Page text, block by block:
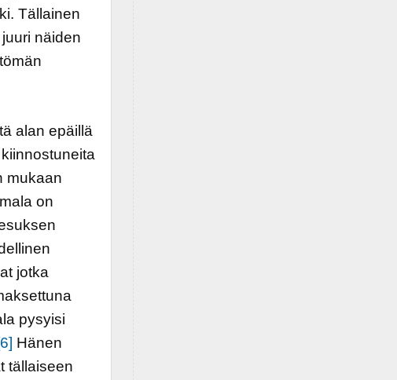
Tällainen
näiden
alan epäillä
mukaan
on
jotka
pysyisi
Hänen
tällaiseen